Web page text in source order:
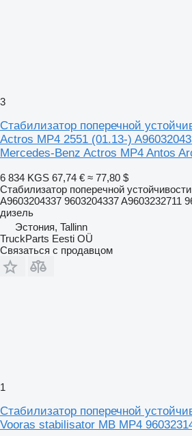
3
Стабилизатор поперечной
Actros MP4 2551 (01.13-)
Mercedes-Benz Actros MP4 Antos
6 834 KGS 67,74 € ≈ 77,80 $
Стабилизатор поперечной устойчивости
A9603204337 9603204337 A9603232711
дизель
Эстония, Tallinn
TruckParts Eesti OÜ
Связаться с продавцом
1
Стабилизатор поперечной
Vooras stabilisator MB MP4